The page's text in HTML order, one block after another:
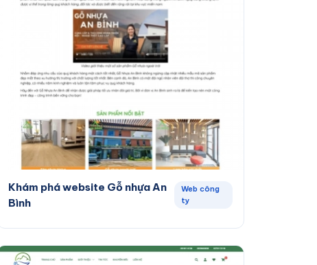
Khám phá website Gỗ nhựa An
Bình
Web công
ty